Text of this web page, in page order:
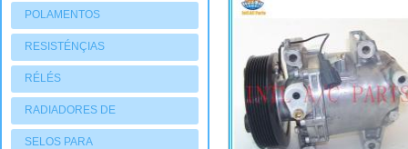
POLAMENTOS
RESISTÉNÇIAS
RÉLÉS
RADIADORES DE
AQUECIMENTO
SELOS PARA
Lexus Toyota RAV4 RAV-